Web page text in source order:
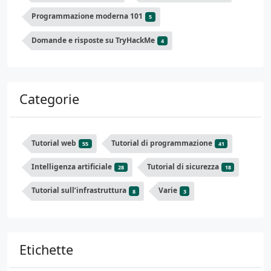
Programmazione moderna 101 5
Domande e risposte su TryHackMe 4
Categorie
Tutorial web 55 Tutorial di programmazione 41
Intelligenza artificiale 28 Tutorial di sicurezza 18
Tutorial sull’infrastruttura 8 Varie 3
Etichette